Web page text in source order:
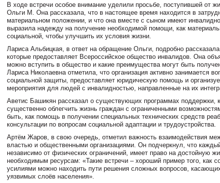
В ходе встречи особое внимание уделили просьбе, поступившей от
Ольги М. Она рассказала, что в настоящее время находится в
материальном положении, и что она вместе с сыном имеют
выразила надежду на получение необходимой помощи, как
социальной, чтобы улучшить их условия жизни.
Лариса Альбицкая, в ответ на обращение Ольги, подробно
которые предоставляет Всероссийское общество инвалидов. Она
можно вступить в общество и какие преимущества могут быть
Лариса Николаевна отметила, что организация активно занимается
социальной защиты, предоставляет юридическую помощь и
мероприятия для людей с инвалидностью, направленные на их
Аветис Башикян рассказал о существующих программах поддержки,
существенно облегчить жизнь граждан с ограниченными
быть, как помощь в получении специальных технических средств
консультации по вопросам социальной адаптации и трудоустройства.
Артём Жаров, в свою очередь, отметил важность взаимодействия
властью и общественными организациями. Он подчеркнул, что
независимо от физических ограничений, имеет право на достойную
необходимым ресурсам: «Такие встречи – хороший пример того, как
усилиями можно находить пути решения сложных вопросов,
уязвимых слоёв населения».